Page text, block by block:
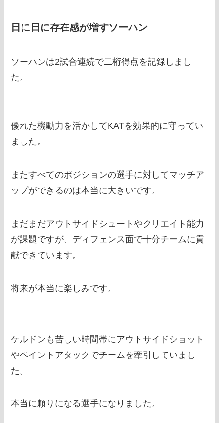
日に日に存在感が増すソーハン
ソーハンは2試合連続で二桁得点を記録しまし
た。
優れた機動力を活かしてKATを効果的に守ってい
ました。
またすべてのポジションの選手に対してマッチア
ップができるのは本当に大きいです。
まだまだアウトサイドシュートやクリエイト能力
が課題ですが、ディフェンス面で十分チームに貢
献できています。
将来が本当に楽しみです。
ケルドンも苦しい時間帯にアウトサイドショット
やペイントアタックでチームを牽引していまし
た。
本当に頼りになる選手になりました。